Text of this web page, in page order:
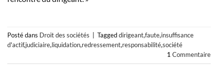
Posté dans Droit des sociétés Taggeddirigeant,faute,insuffisance
d'actif,judiciaire,liquidation,redressement,responsabilité,société
1 Commentaire